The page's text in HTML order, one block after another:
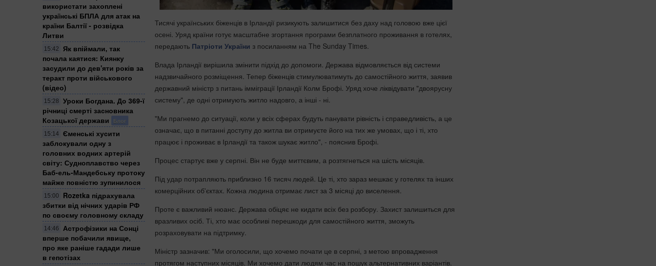
використати захоплені
українські БПЛА для атак на
країни Балтії - розвідка
Литви
15:42
Як впіймали, так
почала каятися: Киянку
засудили до дев'яти років за
теракт проти військового
(відео)
15:28
Уроки Богдана. До 369-ї
річниці смерті засновника
Козацької держави
Блог
15:14
Єменські хусити
заблокували одну з
головних водних артерій
світу: Судноплавство через
Баб-ель-Мандебську протоку
майже повністю зупинилося
15:00
Rozetka підрахувала
збитки від нічних ударів РФ
по своєму головному складу
14:46
Астрофізики на Сонці
вперше побачили явище,
про яке раніше гадади лише
в гепотізах
Тисячі українських біженців в Ірландії ризикують залишитися без даху над головою вже цієї
осені. Уряд країни готує масштабне згортання програми безплатного проживання в готелях,
передають Патріоти України з посиланням на The Sunday Times.
Влада Ірландії вирішила змінити підхід до допомоги. Держава відмовляється від системи
надзвичайного розміщення. Тепер біженців стимулюватимуть до самостійного життя, заявив
державний міністр з питань імміграції Ірландії Колм Брофі. Уряд хоче ліквідувати "двоярусну
систему", де одні отримують житло надовго, а інші - ні.
"Ми прагнемо до ситуації, коли у всіх сферах будуть панувати рівність і справедливість, а це
означає, що в питанні доступу до житла ви отримуєте його на тих же умовах, що і ті, хто
працює і проживає в Ірландії та також шукає житло", - пояснив Брофі.
Процес стартує вже у серпні. Він не буде миттєвим, а розтягнеться на шість місяців.
Під удар потрапляють приблизно 16 тисяч людей. Це ті, хто зараз мешкає у готелях та інших
комерційних об'єктах. Кожна людина отримає лист за 3 місяці до виселення.
Проте є важливий нюанс. Держава обіцяє не кидати всіх без розбору. Захист залишиться для
вразливих осіб. Ті, хто має особливі перешкоди для самостійного життя, зможуть
розраховувати на підтримку.
Міністр зазначив: "Ми оголосили, що хочемо почати це в серпні, з метою впровадження
протягом наступних місяців. Ми хочемо дати людям час на пошук альтернативних варіантів.